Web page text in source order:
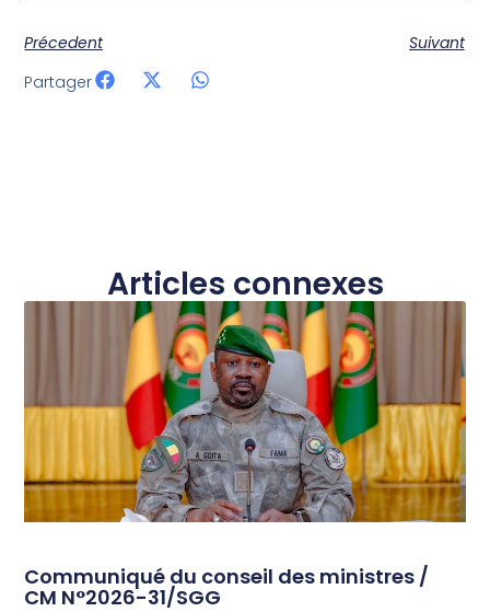
Précedent
Suivant
Partager
Articles connexes
Communiqué du conseil des ministres /
CM N°2026-31/SGG